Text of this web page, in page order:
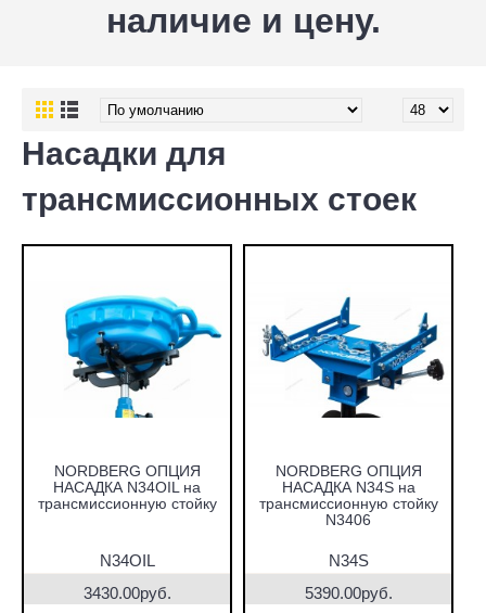
наличие и цену.
Насадки для
трансмиссионных стоек
NORDBERG ОПЦИЯ
НАСАДКА N34OIL на
трансмиссионную стойку
N34OIL
3430.00руб.
NORDBERG ОПЦИЯ
НАСАДКА N34S на
трансмиссионную стойку
N3406
N34S
5390.00руб.